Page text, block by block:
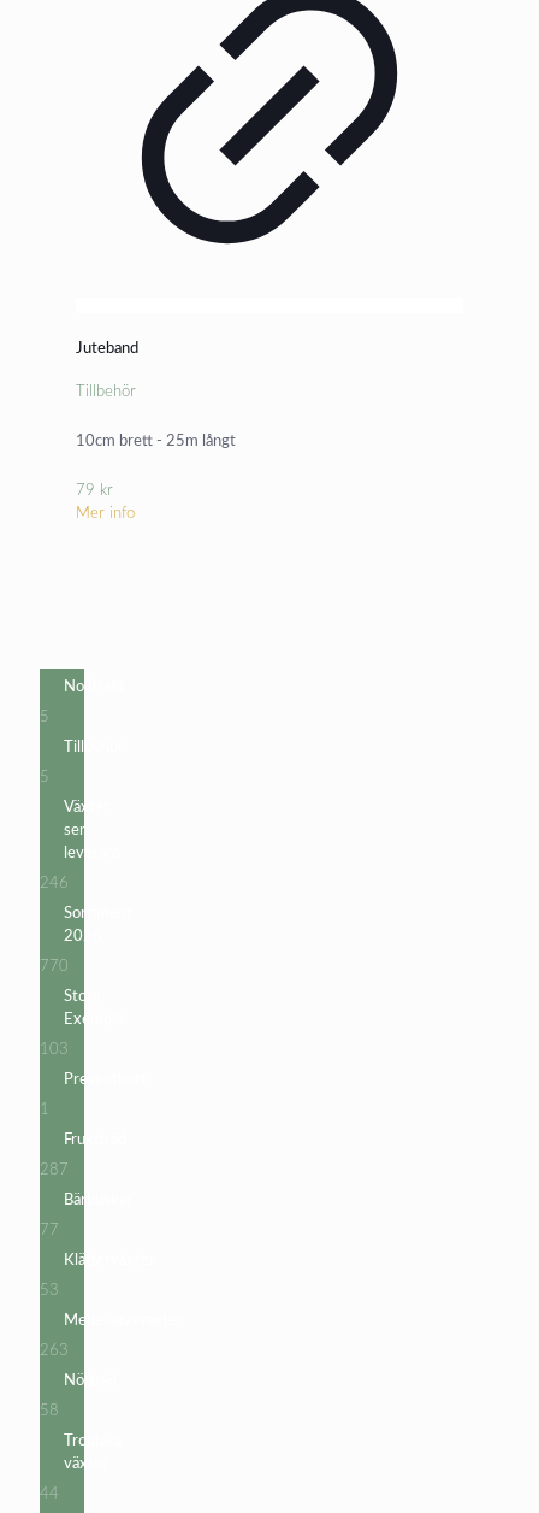
Juteband
Tillbehör
10cm brett - 25m långt
79 kr
Mer info
Nollfrakt
5
produkter
Tillbehör
5
produkter
Växter
sen
leverans
246
produkter
Sortiment
2026
770
produkter
Stora
Exemplar
103
produkter
Presentkort
1
produkt
Fruktträd
287
produkter
Bärbuskar
77
produkter
Klätterväxter
53
produkter
Medelhavsväxter
263
produkter
Nötträd
58
produkter
Tropiska
växter
44